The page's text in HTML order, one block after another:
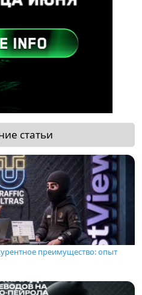
статьи
преимущество: опыт